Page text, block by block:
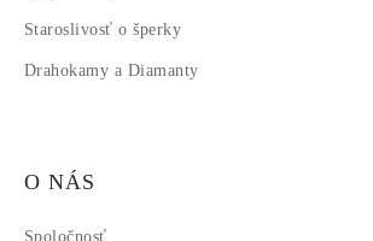
Staroslivosť o šperky
Drahokamy a Diamanty
O NÁS
Spoločnosť